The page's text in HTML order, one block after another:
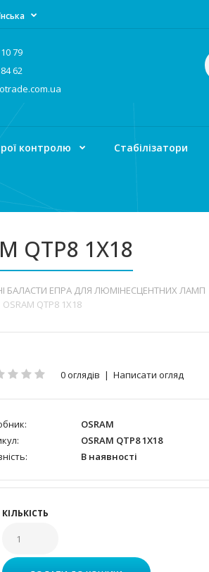
79
62
контролю Стабілізатори
QTP8 1X18
БАЛАСТИ ЕПРА ДЛЯ ЛЮМІНЕСЦЕНТНИХ ЛАМП
OSRAM QTP8 1X18
0 оглядів | Написати огляд
OSRAM
OSRAM QTP8 1X18
В наявності
КІЛЬКІСТЬ